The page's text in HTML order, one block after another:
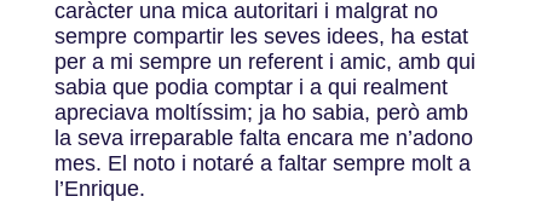
caràcter una mica autoritari i malgrat no
sempre compartir les seves idees, ha estat
per a mi sempre un referent i amic, amb qui
sabia que podia comptar i a qui realment
apreciava moltíssim; ja ho sabia, però amb
la seva irreparable falta encara me n’adono
mes. El noto i notaré a faltar sempre molt a
l’Enrique.